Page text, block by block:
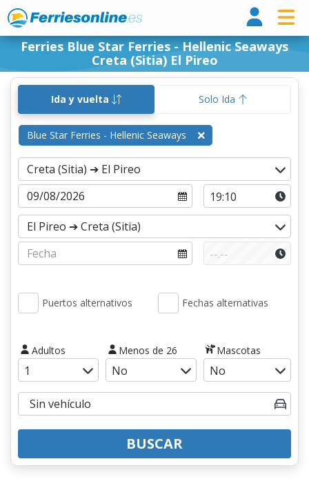
Ferries Blue Star Ferries - Hellenic Seaways
Creta (Sitia) El Pireo
Ida y vuelta Solo Ida
Blue Star Ferries - Hellenic Seaways
Puertos alternativos Fechas alternativas
Adultos Menos de 26 Mascotas
BUSCAR